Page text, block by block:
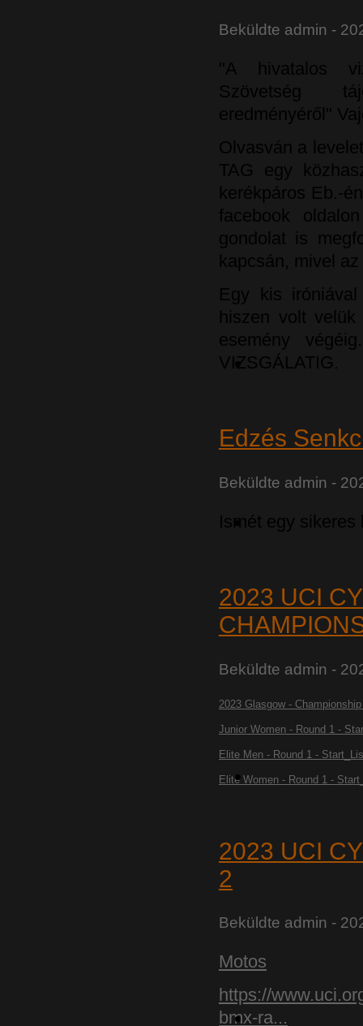
Beküldte admin -
"A hivatalos
Szövetség
eredményéről"
Olvasván a
TAG egy
kerékpáros Eb.-
facebook
gondolat is
kapcsán, mivel
Egy kis
hiszen volt
esemény
VIZSGÁLATIG.
Edzés
Beküldte admin -
Ismét egy
2023 UCI
Beküldte admin -
2023 Glasgow -
Junior Women - Round 1 -
Elite Men - Round 1 -
Elite Women - Round 1 -
2023 UCI
2
Beküldte admin -
Motos
https://
bmx-ra...